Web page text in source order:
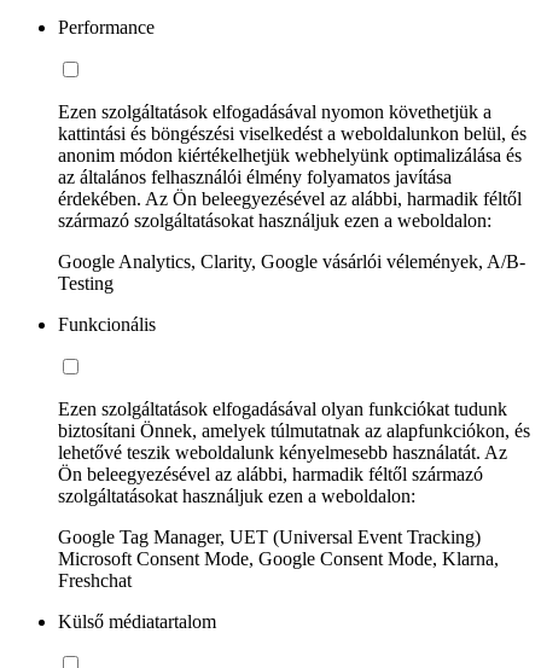
Performance
Ezen szolgáltatások elfogadásával nyomon követhetjük a
kattintási és böngészési viselkedést a weboldalunkon belül, és
anonim módon kiértékelhetjük webhelyünk optimalizálása és
az általános felhasználói élmény folyamatos javítása
érdekében. Az Ön beleegyezésével az alábbi, harmadik féltől
származó szolgáltatásokat használjuk ezen a weboldalon:
Google Analytics, Clarity, Google vásárlói vélemények, A/B-
Testing
Funkcionális
Ezen szolgáltatások elfogadásával olyan funkciókat tudunk
biztosítani Önnek, amelyek túlmutatnak az alapfunkciókon, és
lehetővé teszik weboldalunk kényelmesebb használatát. Az
Ön beleegyezésével az alábbi, harmadik féltől származó
szolgáltatásokat használjuk ezen a weboldalon:
Google Tag Manager, UET (Universal Event Tracking)
Microsoft Consent Mode, Google Consent Mode, Klarna,
Freshchat
Külső médiatartalom